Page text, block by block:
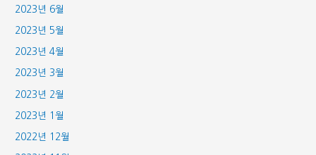
2023년 6월
2023년 5월
2023년 4월
2023년 3월
2023년 2월
2023년 1월
2022년 12월